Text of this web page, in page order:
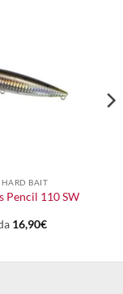
BAIT
Pencil 110 SW
16,90€